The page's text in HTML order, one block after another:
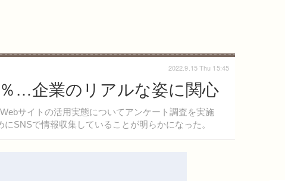
…企業のリアルな姿に関心
サイトの活用実態についてアンケート調査を実施
SNSで情報収集していることが明らかになった。
2022.9.15 Thu 15:45